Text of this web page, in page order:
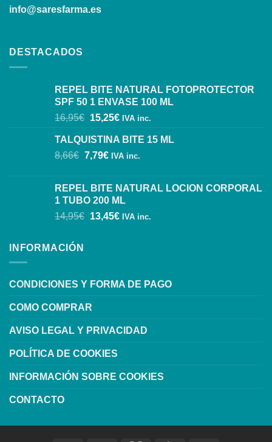
info@saresfarma.es
DESTACADOS
REPEL BITE NATURAL FOTOPROTECTOR
SPF 50 1 ENVASE 100 ML
16,95€ 15,25€ IVA inc.
TALQUISTINA BITE 15 ML
8,66€ 7,79€ IVA inc.
REPEL BITE NATURAL LOCION CORPORAL
1 TUBO 200 ML
14,95€ 13,45€ IVA inc.
INFORMACIÓN
CONDICIONES Y FORMA DE PAGO
COMO COMPRAR
AVISO LEGAL Y PRIVACIDAD
POLÍTICA DE COOKIES
INFORMACIÓN SOBRE COOKIES
CONTACTO